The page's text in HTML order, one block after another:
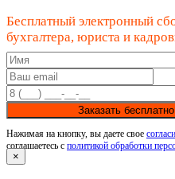
Бесплатный электронный
бухгалтера, юриста и
Заказать бесплатно
Нажимая на кнопку, вы даете свое
соглашаетесь с политикой обработки
×